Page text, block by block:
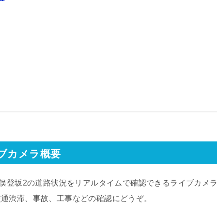
カメラ概要
登坂2の道路状況をリアルタイムで確認できるライブカメラ
渋滞、事故、工事などの確認にどうぞ。